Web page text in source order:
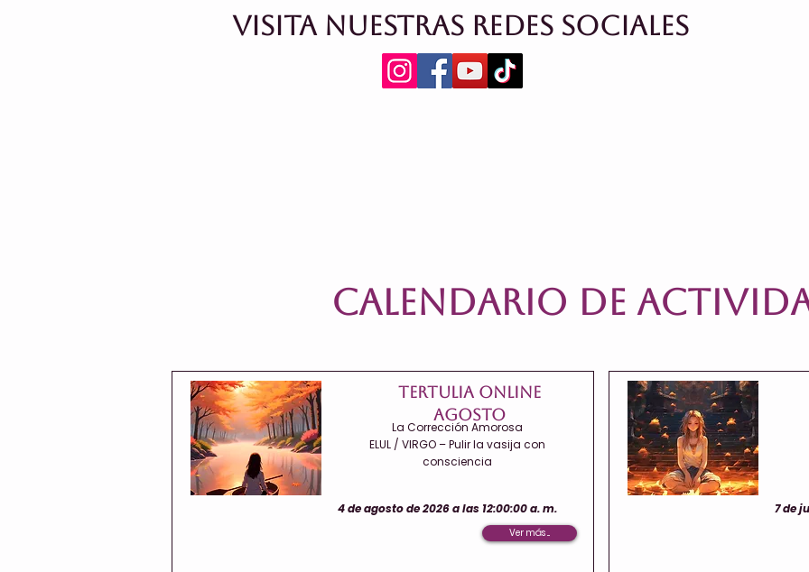
VISITA NUESTRAS REDES SOCIALES
Calendario DE
Tertulia Online
Agosto
La Corrección Amorosa
ELUL / VIRGO – Pulir la vasija con
consciencia
4 de agosto de 2026 a las 12:00:00 a. m.
Ver más ...
7 de